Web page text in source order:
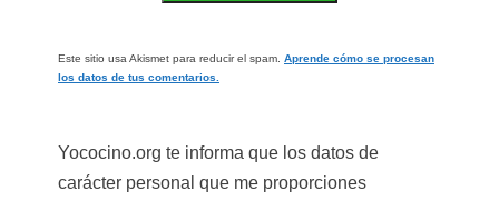
Este sitio usa Akismet para reducir el spam. Aprende cómo se procesan
los datos de tus comentarios.
Yococino.org te informa que los datos de
carácter personal que me proporciones